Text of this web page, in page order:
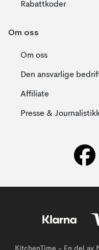
Rabattkoder
Om oss
Om oss
Den ansvarlige
Affiliate
Presse &
KitchenTime - En del av